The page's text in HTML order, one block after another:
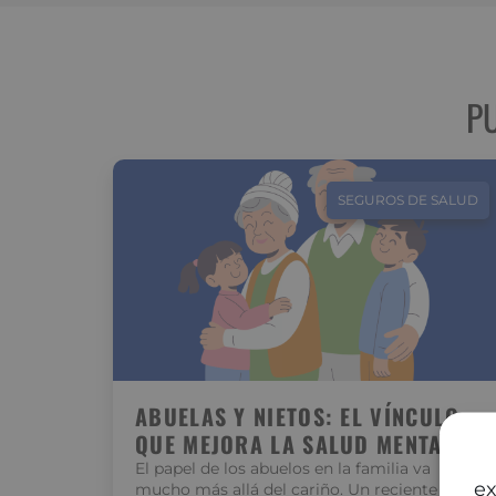
SEGUROS DE SALUD
ABUELAS Y NIETOS: EL VÍNCULO
QUE MEJORA LA SALUD MENTAL
El papel de los abuelos en la familia va
mucho más allá del cariño. Un reciente